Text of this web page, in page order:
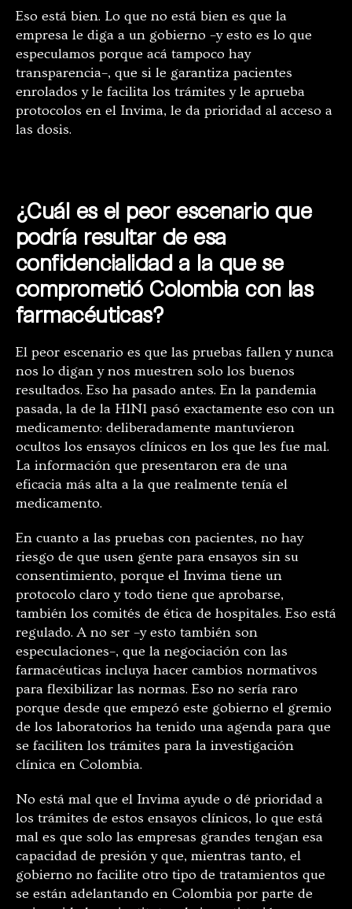
Eso está bien. Lo que no está bien es que la
empresa le diga a un gobierno –y esto es lo que
especulamos porque acá tampoco hay
transparencia–, que si le garantiza pacientes
enrolados y le facilita los trámites y le aprueba
protocolos en el Invima, le da prioridad al acceso a
las dosis.
¿Cuál es el peor escenario que
podría resultar de esa
confidencialidad a la que se
comprometió Colombia con las
farmacéuticas?
El peor escenario es que las pruebas fallen y nunca
nos lo digan y nos muestren solo los buenos
resultados. Eso ha pasado antes. En la pandemia
pasada, la de la H1N1 pasó exactamente eso con un
medicamento: deliberadamente mantuvieron
ocultos los ensayos clínicos en los que les fue mal.
La información que presentaron era de una
eficacia más alta a la que realmente tenía el
medicamento.
En cuanto a las pruebas con pacientes, no hay
riesgo de que usen gente para ensayos sin su
consentimiento, porque el Invima tiene un
protocolo claro y todo tiene que aprobarse,
también los comités de ética de hospitales. Eso está
regulado. A no ser –y esto también son
especulaciones–, que la negociación con las
farmacéuticas incluya hacer cambios normativos
para flexibilizar las normas. Eso no sería raro
porque desde que empezó este gobierno el gremio
de los laboratorios ha tenido una agenda para que
se faciliten los trámites para la investigación
clínica en Colombia.
No está mal que el Invima ayude o dé prioridad a
los trámites de estos ensayos clínicos, lo que está
mal es que solo las empresas grandes tengan esa
capacidad de presión y que, mientras tanto, el
gobierno no facilite otro tipo de tratamientos que
se están adelantando en Colombia por parte de